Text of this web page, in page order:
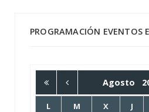
PROGRAMACIÓN EVENTOS
Agosto
L M X J